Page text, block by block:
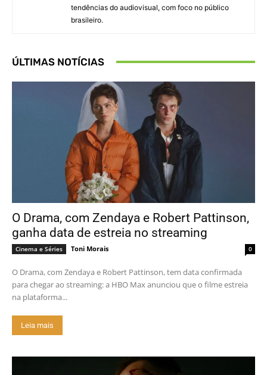
tendências do audiovisual, com foco no público
brasileiro.
ÚLTIMAS NOTÍCIAS
O Drama, com Zendaya e Robert Pattinson,
ganha data de estreia no streaming
Cinema e Séries Toni Morais 0
O Drama, com Zendaya e Robert Pattinson, tem data confirmada
para chegar ao streaming: a HBO Max anunciou que o filme estreia
na plataforma...
Leia mais